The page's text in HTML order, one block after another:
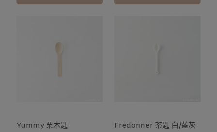
Yummy 栗木匙
Fredonner 茶匙 白/藍灰